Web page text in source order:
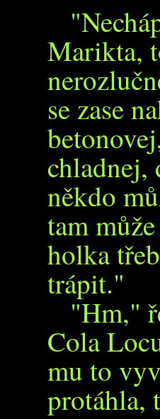
Marikta,
se zase
chladnej,
někdo
tam
holka
trápit."
"Hm,"
Cola
mu to
protáhla,